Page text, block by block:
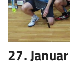
27. Januar